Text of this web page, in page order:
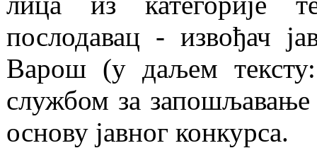
послодавац - извођач
Варош (у даљем
службом за
основу јавног конкурса.